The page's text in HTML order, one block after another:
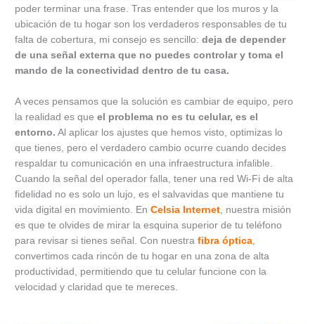
poder terminar una frase. Tras entender que los muros y la
ubicación de tu hogar son los verdaderos responsables de tu
falta de cobertura, mi consejo es sencillo:deja de depender
de una señal externa que no puedes controlar y toma el
mando de la conectividad dentro de tu casa.
A veces pensamos que la solución es cambiar de equipo, pero
la realidad es queel problema no es tu celular, es el
entorno. Al aplicar los ajustes que hemos visto, optimizas lo
que tienes, pero el verdadero cambio ocurre cuando decides
respaldar tu comunicación en una infraestructura infalible.
Cuando la señal del operador falla, tener una red Wi-Fi de alta
fidelidad no es solo un lujo, es el salvavidas que mantiene tu
vida digital en movimiento. EnCelsia Internet , nuestra misión
es que te olvides de mirar la esquina superior de tu teléfono
para revisar si tienes señal. Con nuestrafibra óptica
convertimos cada rincón de tu hogar en una zona de alta
productividad, permitiendo que tu celular funcione con la
velocidad y claridad que te mereces.